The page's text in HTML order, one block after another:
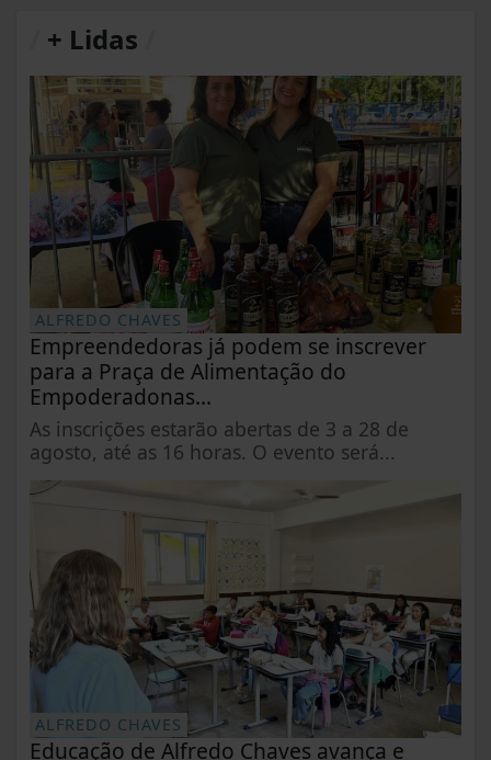
+ Lidas
ALFREDO CHAVES
Empreendedoras já podem se inscrever
para a Praça de Alimentação do
Empoderadonas...
As inscrições estarão abertas de 3 a 28 de
agosto, até as 16 horas. O evento será...
ALFREDO CHAVES
Educação de Alfredo Chaves avança e